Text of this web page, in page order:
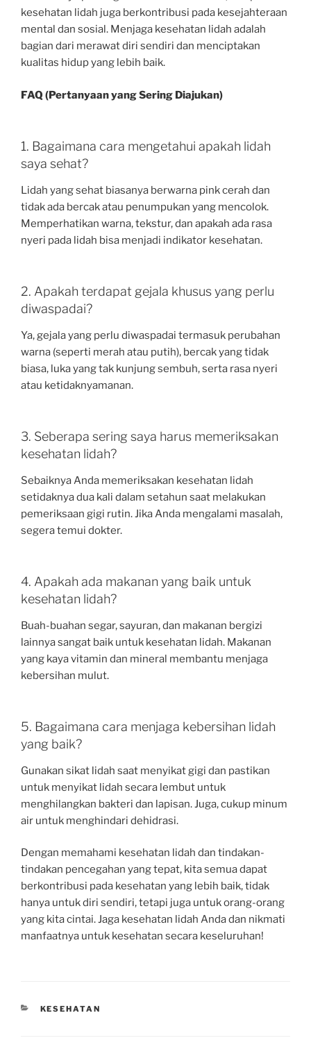
kesehatan lidah juga berkontribusi pada kesejahteraan
mental dan sosial. Menjaga kesehatan lidah adalah
bagian dari merawat diri sendiri dan menciptakan
kualitas hidup yang lebih baik.
FAQ (Pertanyaan yang Sering Diajukan)
1. Bagaimana cara mengetahui apakah lidah
saya sehat?
Lidah yang sehat biasanya berwarna pink cerah dan
tidak ada bercak atau penumpukan yang mencolok.
Memperhatikan warna, tekstur, dan apakah ada rasa
nyeri pada lidah bisa menjadi indikator kesehatan.
2. Apakah terdapat gejala khusus yang perlu
diwaspadai?
Ya, gejala yang perlu diwaspadai termasuk perubahan
warna (seperti merah atau putih), bercak yang tidak
biasa, luka yang tak kunjung sembuh, serta rasa nyeri
atau ketidaknyamanan.
3. Seberapa sering saya harus memeriksakan
kesehatan lidah?
Sebaiknya Anda memeriksakan kesehatan lidah
setidaknya dua kali dalam setahun saat melakukan
pemeriksaan gigi rutin. Jika Anda mengalami masalah,
segera temui dokter.
4. Apakah ada makanan yang baik untuk
kesehatan lidah?
Buah-buahan segar, sayuran, dan makanan bergizi
lainnya sangat baik untuk kesehatan lidah. Makanan
yang kaya vitamin dan mineral membantu menjaga
kebersihan mulut.
5. Bagaimana cara menjaga kebersihan lidah
yang baik?
Gunakan sikat lidah saat menyikat gigi dan pastikan
untuk menyikat lidah secara lembut untuk
menghilangkan bakteri dan lapisan. Juga, cukup minum
air untuk menghindari dehidrasi.
Dengan memahami kesehatan lidah dan tindakan-
tindakan pencegahan yang tepat, kita semua dapat
berkontribusi pada kesehatan yang lebih baik, tidak
hanya untuk diri sendiri, tetapi juga untuk orang-orang
yang kita cintai. Jaga kesehatan lidah Anda dan nikmati
manfaatnya untuk kesehatan secara keseluruhan!
CATEGORIES
KESEHATAN